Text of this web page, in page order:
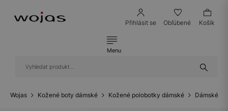
Přihlásit se Obľúbené Košík
Menu
Wojas Kožené boty dámské Kožené polobotky dámské Dámské